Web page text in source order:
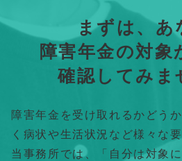
まずは、あ
障害年金の対象
確認してみま
障害年金を受け取れるかどう
く病状や生活状況など様々な
当事務所では、「自分は対象